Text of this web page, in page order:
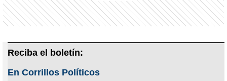
Reciba el boletín:
En Corrillos Políticos